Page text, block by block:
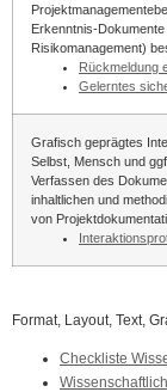
Erkenntnis-
Risikomanagement)
Rückmeldung
Gelerntes
Grafisch geprägtes
Selbst, Mensch und
Verfassen des
inhaltlichen und
von
Format, Layout, Text,
Checkliste